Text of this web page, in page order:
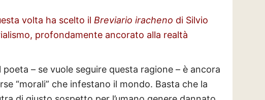
volta ha scelto il Breviario iracheno di Silvio
profondamente ancorato alla realtà
– se vuole seguire questa ragione – è ancora
“morali” che infestano il mondo. Basta che la